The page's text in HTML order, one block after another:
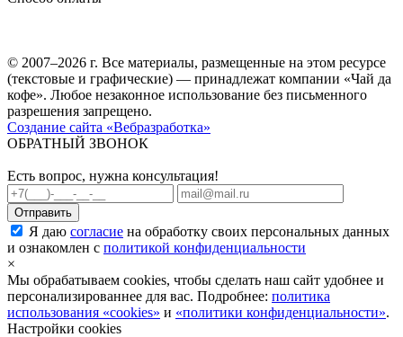
© 2007–2026 г. Все материалы, размещенные на этом ресурсе
(текстовые и графические) — принадлежат компании «Чай да
кофе». Любое незаконное использование без письменного
разрешения запрещено.
Создание сайта «Вебразработка»
ОБРАТНЫЙ ЗВОНОК
Есть вопрос, нужна консультация!
Я даю согласие на обработку своих персональных данных
и ознакомлен с политикой конфиденциальности
×
Мы обрабатываем cookies, чтобы сделать наш сайт удобнее и
персонализированнее для вас. Подробнее: политика
использования «cookies» и «политики конфиденциальности».
Настройки cookies